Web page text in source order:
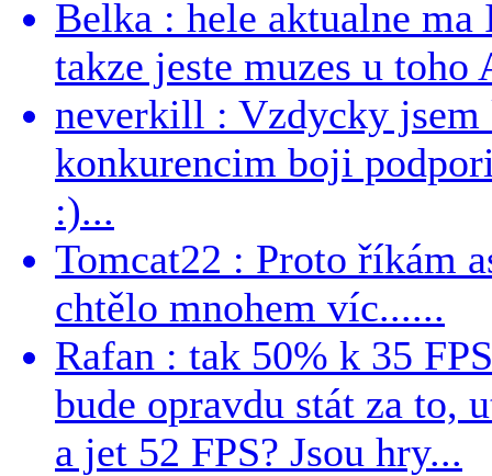
Belka : hele aktualne
takze jeste muzes u
neverkill : Vzdycky
konkurencim boji
:)...
Tomcat22 : Proto říkám
chtělo mnohem víc......
Rafan : tak 50% k 35
bude opravdu stát za to,
a jet 52 FPS? Jsou hry...